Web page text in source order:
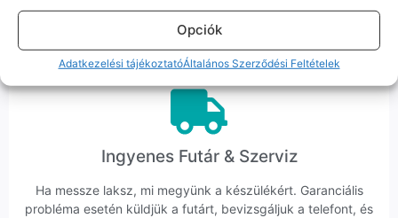
Opciók
Adatkezelési tájékoztatóÁltalános Szerződési Feltételek
veszik az ügyedet.
Ingyenes Futár & Szerviz
Ha messze laksz, mi megyünk a készülékért. Garanciális
probléma esetén küldjük a futárt, bevizsgáljuk a telefont, és